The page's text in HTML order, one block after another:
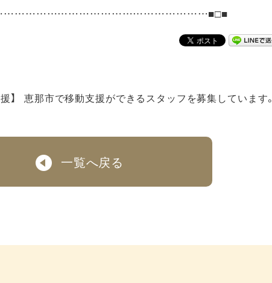
】 恵那市で移動支援ができるスタッフを募集しています。
一覧へ戻る